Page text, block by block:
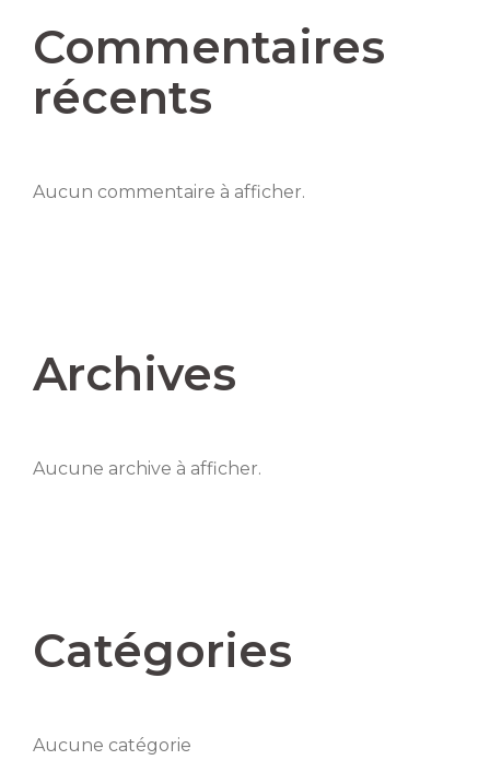
Commentaires
récents
Aucun commentaire à afficher.
Archives
Aucune archive à afficher.
Catégories
Aucune catégorie